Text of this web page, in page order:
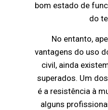
bom estado de
do
No entanto,
vantagens do uso
civil, ainda
superados. Um
é a resistência à
alguns